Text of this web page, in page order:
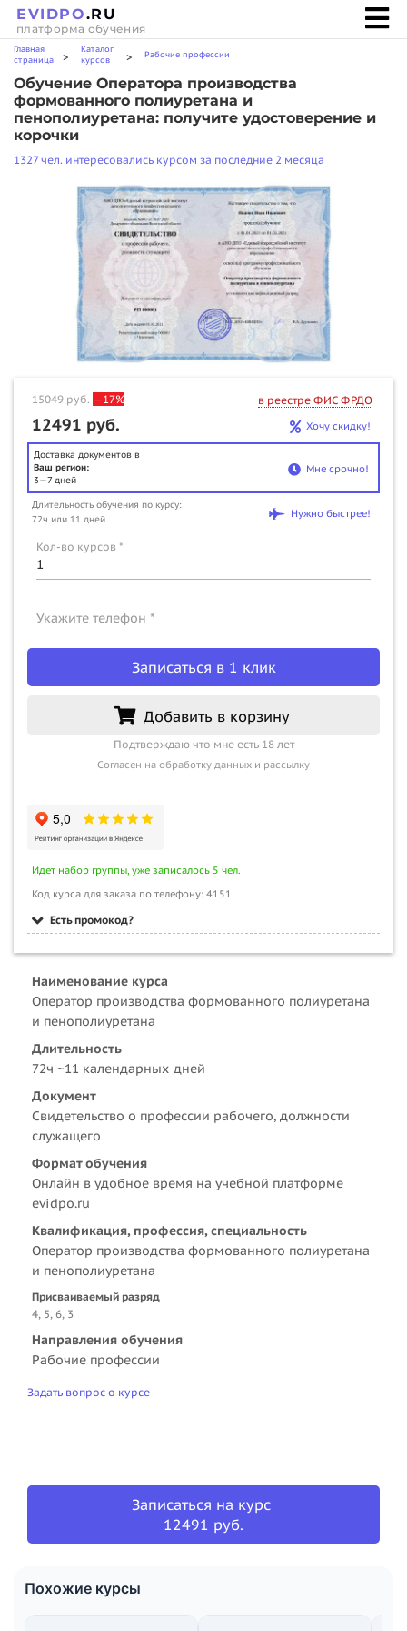
EVIDPO.RU
платформа обучения
Главная
страница
>
Каталог
курсов
> Рабочие профессии
Обучение Оператора производства
формованного полиуретана и
пенополиуретана: получите удостоверение и
корочки
1327 чел. интересовались курсом за последние 2 месяца
15049руб. —17% в реестре ФИС ФРДО
12491 руб. Хочу скидку!
Доставка документов в
Ваш регион:
3—7 дней
Мне срочно!
Длительность обучения по курсу:
72ч или 11 дней
Нужно быстрее!
Кол-во курсов *
Укажите телефон *
Записаться в 1 клик
Добавить в корзину
Подтверждаю что мне есть 18 лет
Согласен на обработку данных и рассылку
Идет набор группы, уже записалось 5 чел.
Код курса для заказа по телефону: 4151
Есть промокод?
Наименование курса
Оператор производства формованного полиуретана
и пенополиуретана
Длительность
72ч ~11 календарных дней
Документ
Свидетельство о профессии рабочего, должности
служащего
Формат обучения
Онлайн в удобное время на учебной платформе
evidpo.ru
Квалификация, профессия, специальность
Оператор производства формованного полиуретана
и пенополиуретана
Присваиваемый разряд
4, 5, 6, 3
Направления обучения
Рабочие профессии
Задать вопрос о курсе
Записаться на курс
12491 руб.
Похожие курсы